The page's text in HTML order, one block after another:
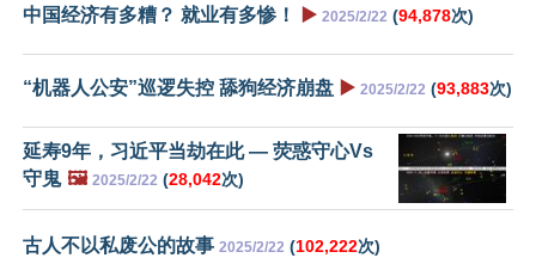
中国经济有多糟？ 就业有多惨！ ▶️ 2025/2/22 (94,878次)
“机器人公安”巡逻失控 舔狗经济崩盘 ▶️ 2025/2/22 (93,883次)
延寿9年，习近平当劫在此 — 荧惑守心Vs
守鬼 🖼️ 2025/2/22 (28,042次)
古人不以私废公的故事 2025/2/22 (102,222次)